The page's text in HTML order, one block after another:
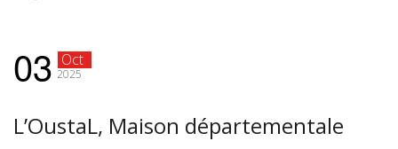
03 Oct
2025
L’OustaL, Maison départementale